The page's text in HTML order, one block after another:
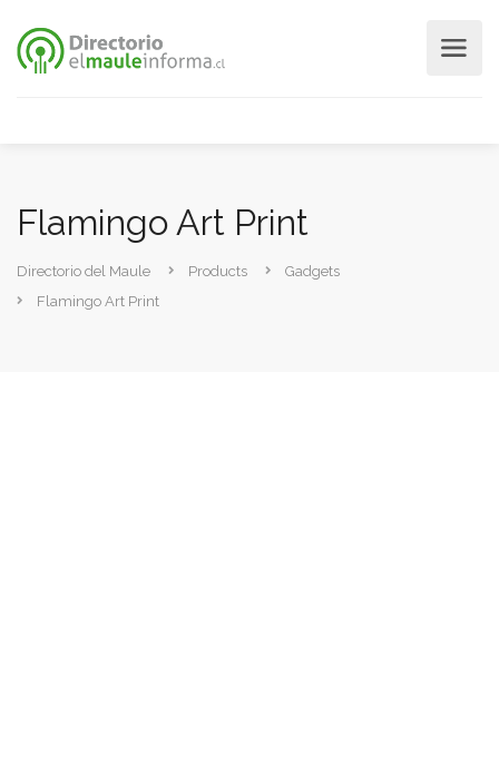
Flamingo Art Print
Directorio del Maule Products
Gadgets
Flamingo Art Print